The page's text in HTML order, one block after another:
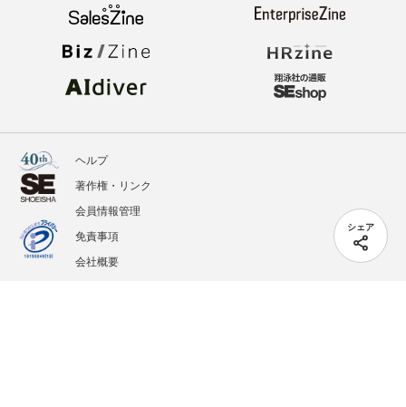
シェア
ヘルプ
著作権・リンク
会員情報管理
免責事項
会社概要